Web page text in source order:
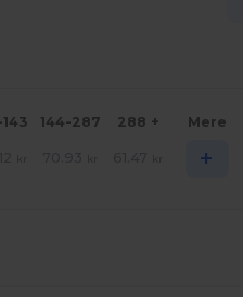
144-287 288 + Mere
+